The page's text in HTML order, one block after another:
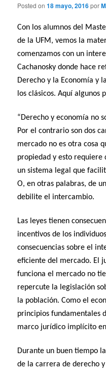
Posted on18 mayo, 2016por
Con los alumnos del
de la UFM, vemos la
comenzamos con un
Cachanosky donde hace
Derecho y la Economía y
los clásicos. Aquí algunos
“Derecho y economía no
Por el contrario son dos
mercado no es otra cosa
propiedad y esto requiere
un sistema legal que
O, en otras palabras, de
debilite el intercambio.
Las leyes tienen
incentivos de los
consecuencias sobre el
eficiente del mercado. El
funciona el mercado no
repercute la legislación
la población. Como el
principios fundamentales
marco jurídico implícito
Durante un buen tiempo
de la carrera de derecho